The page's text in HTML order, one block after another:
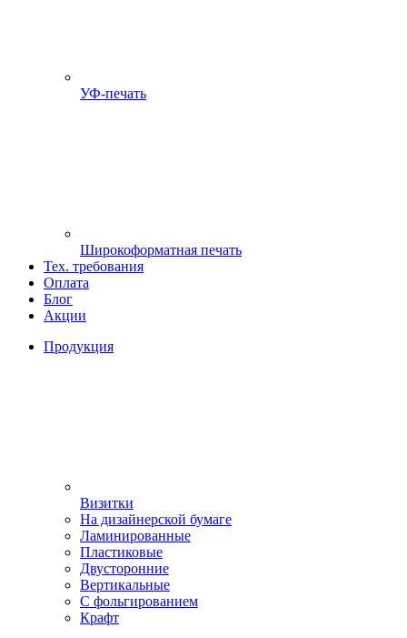
УФ-печать
Широкоформатная печать
Тех. требования
Оплата
Блог
Акции
Продукция
Визитки
На дизайнерской бумаге
Ламинированные
Пластиковые
Двусторонние
Вертикальные
С фольгированием
Крафт